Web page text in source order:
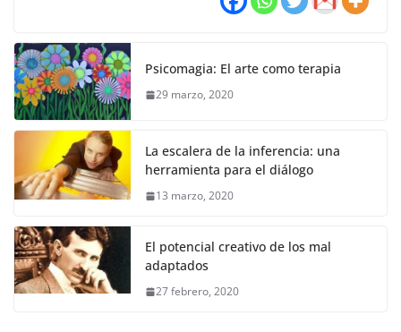
Psicomagia: El arte como terapia
29 marzo, 2020
La escalera de la inferencia: una
herramienta para el diálogo
13 marzo, 2020
El potencial creativo de los mal
adaptados
27 febrero, 2020